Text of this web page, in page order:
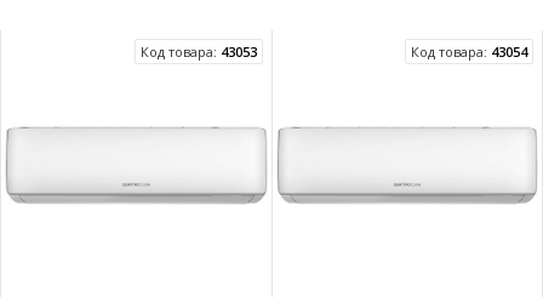
Код товара: 43053 Код товара: 43054